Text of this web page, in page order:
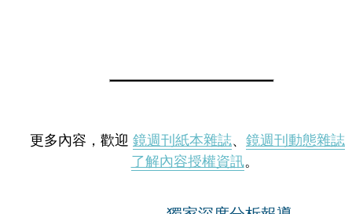
更多內容，歡迎 鏡週刊紙本雜誌、 鏡週刊動態雜誌
了解內容授權資訊。